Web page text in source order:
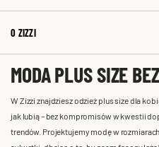
O ZIZZI
MODA PLUS SIZE
W Zizzi znajdziesz odzież plus size dla
jak lubią – bez kompromisów w kwestii
trendów. Projektujemy modę w